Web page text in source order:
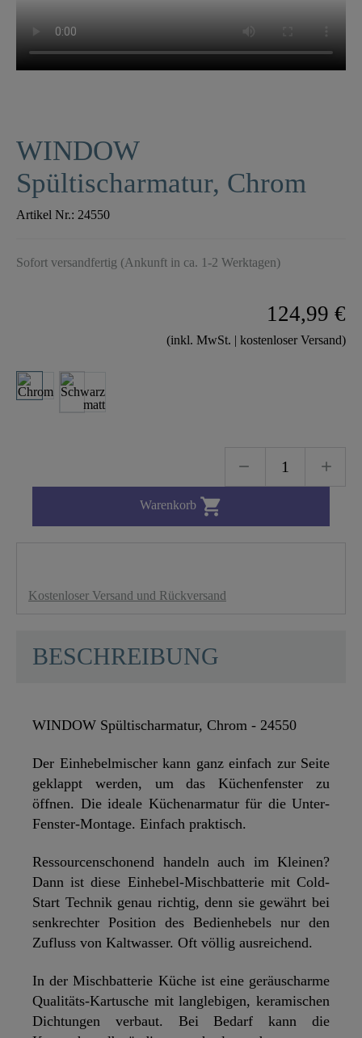
WINDOW
Spültischarmatur, Chrom
Artikel Nr.: 24550
Sofort versandfertig (Ankunft in ca. 1-2 Werktagen)
124,99 €
(inkl. MwSt. | kostenloser Versand)
Warenkorb 
Kostenloser Versand und Rückversand
BESCHREIBUNG
WINDOW Spültischarmatur, Chrom - 24550
Der Einhebelmischer kann ganz einfach zur Seite
geklappt werden, um das Küchenfenster zu
öffnen. Die ideale Küchenarmatur für die Unter-
Fenster-Montage. Einfach praktisch.
Ressourcenschonend handeln auch im Kleinen?
Dann ist diese Einhebel-Mischbatterie mit Cold-
Start Technik genau richtig, denn sie gewährt bei
senkrechter Position des Bedienhebels nur den
Zufluss von Kaltwasser. Oft völlig ausreichend.
In der Mischbatterie Küche ist eine geräuscharme
Qualitäts-Kartusche mit langlebigen, keramischen
Dichtungen verbaut. Bei Bedarf kann die